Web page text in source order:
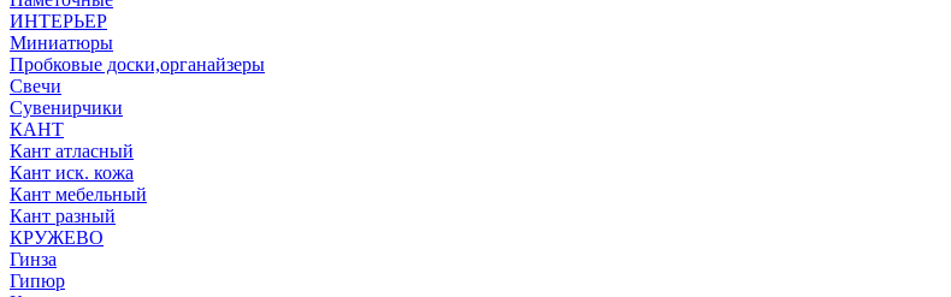
ИНТЕРЬЕР
Миниатюры
Пробковые доски,органайзеры
Свечи
Сувенирчики
КАНТ
Кант атласный
Кант иск. кожа
Кант мебельный
Кант разный
КРУЖЕВО
Гинза
Гипюр